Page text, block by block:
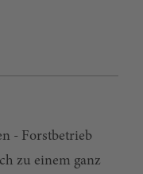
- Forstbetrieb
zu einem ganz